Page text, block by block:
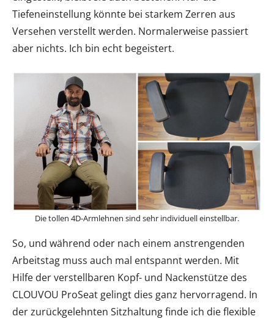
Tiefeneinstellung könnte bei starkem Zerren aus
Versehen verstellt werden. Normalerweise passiert
aber nichts. Ich bin echt begeistert.
Die tollen 4D-Armlehnen sind sehr individuell einstellbar.
So, und während oder nach einem anstrengenden
Arbeitstag muss auch mal entspannt werden. Mit
Hilfe der verstellbaren Kopf- und Nackenstütze des
CLOUVOU ProSeat gelingt dies ganz hervorragend. In
der zurückgelehnten Sitzhaltung finde ich die flexible